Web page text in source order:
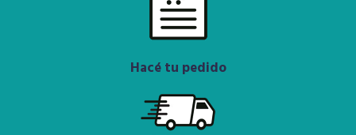
Hacé tu pedido